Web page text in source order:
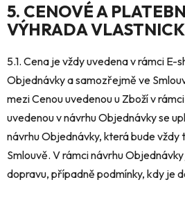
5. CENOVÉ A
VÝHRADA
5.1. Cena je vždy uvedena v rámci E-
Objednávky a samozřejmě ve
mezi Cenou uvedenou u Zboží v
uvedenou v návrhu Objednávky se
návrhu Objednávky, která bude vždy
Smlouvě. V rámci návrhu
dopravu, případně podmínky, kdy je